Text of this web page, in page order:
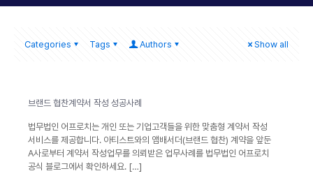
Categories Tags Authors Show all
브랜드 협찬계약서 작성 성공사례
법무법인 어프로치는 개인 또는 기업고객들을 위한 맞춤형 계약서 작성
서비스를 제공합니다. 아티스트와의 앰배서더(브랜드 협찬) 계약을 앞둔
A사로부터 계약서 작성업무를 의뢰받은 업무사례를 법무법인 어프로치
공식 블로그에서 확인하세요. […]